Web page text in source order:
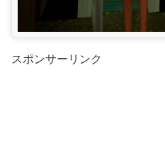
スポンサーリンク